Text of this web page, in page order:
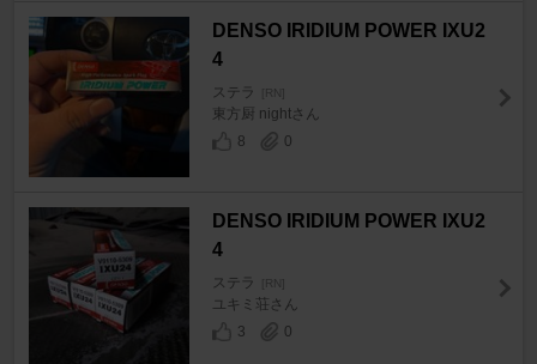
DENSO IRIDIUM POWER IXU2
4
ステラ [RN]
東方厨 nightさん
8
0
DENSO IRIDIUM POWER IXU2
4
ステラ [RN]
ユキミ荘さん
3
0